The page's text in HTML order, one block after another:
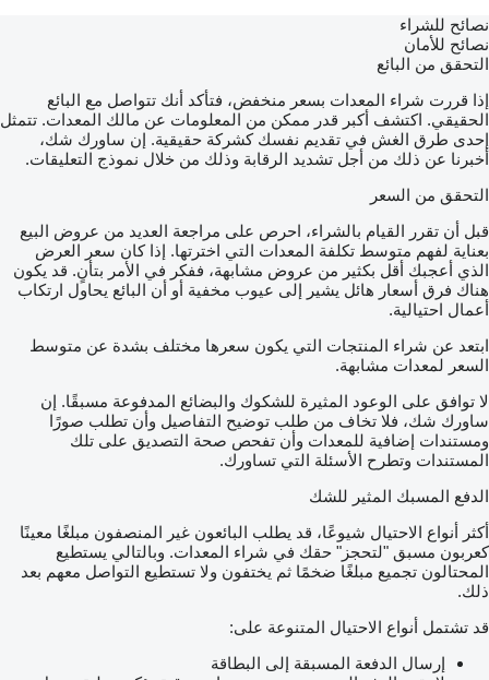
نصائح للشراء
نصائح للأمان
التحقق من البائع
إذا قررت شراء المعدات بسعر منخفض، فتأكد أنك تتواصل مع البائع
الحقيقي. اكتشف أكبر قدر ممكن من المعلومات عن مالك المعدات. تتمثل
إحدى طرق الغش في تقديم نفسك كشركة حقيقية. إن ساورك شك،
أخبرنا عن ذلك من أجل تشديد الرقابة وذلك من خلال نموذج التعليقات.
التحقق من السعر
قبل أن تقرر القيام بالشراء، احرص على مراجعة العديد من عروض البيع
بعناية لفهم متوسط تكلفة المعدات التي اخترتها. إذا كان سعر العرض
الذي أعجبك أقل بكثير من عروض مشابهة، ففكر في الأمر بتأنٍ. قد يكون
هناك فرق أسعار هائل يشير إلى عيوب مخفية أو أن البائع يحاول ارتكاب
أعمال احتيالية.
ابتعد عن شراء المنتجات التي يكون سعرها مختلف بشدة عن متوسط
السعر لمعدات مشابهة.
لا توافق على الوعود المثيرة للشكوك والبضائع المدفوعة مسبقًا. إن
ساورك شك، فلا تخاف من طلب توضيح التفاصيل وأن تطلب صورًا
ومستندات إضافية للمعدات وأن تفحص صحة التصديق على تلك
المستندات وتطرح الأسئلة التي تساورك.
الدفع المسبك المثير للشك
أكثر أنواع الاحتيال شيوعًا، قد يطلب البائعون غير المنصفون مبلغًا معينًا
كعربون مسبق "لتحجز" حقك في شراء المعدات. وبالتالي يستطيع
المحتالون تجميع مبلغًا ضخمًا ثم يختفون ولا تستطيع التواصل معهم بعد
ذلك.
قد تشتمل أنواع الاحتيال المتنوعة على:
إرسال الدفعة المسبقة إلى البطاقة